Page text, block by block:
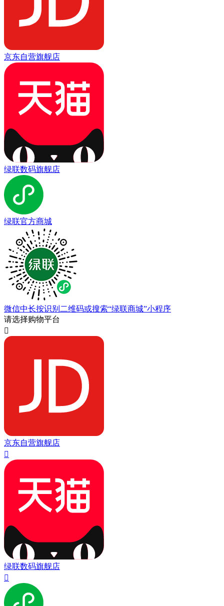
京东自营旗舰店
绿联数码旗舰店
绿联官方商城
微信中长按识别二维码或搜索“绿联商城”小程序
请选择购物平台

京东自营旗舰店

绿联数码旗舰店
